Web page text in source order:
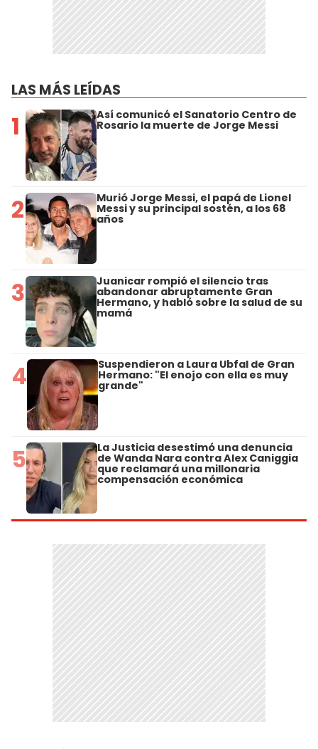
LAS MÁS LEÍDAS
1 Así comunicó el Sanatorio Centro de
Rosario la muerte de Jorge Messi
2 Murió Jorge Messi, el papá de Lionel
Messi y su principal sostén, a los 68
años
3 Juanicar rompió el silencio tras
abandonar abruptamente Gran
Hermano, y habló sobre la salud de su
mamá
4 Suspendieron a Laura Ubfal de Gran
Hermano: "El enojo con ella es muy
grande"
5 La Justicia desestimó una denuncia
de Wanda Nara contra Alex Caniggia
que reclamará una millonaria
compensación económica